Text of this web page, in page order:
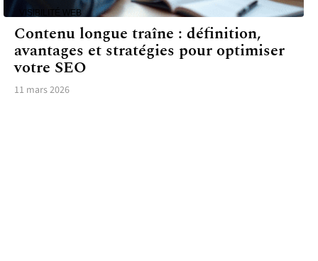
VISIBILITÉ WEB
Contenu longue traîne : définition,
avantages et stratégies pour optimiser
votre SEO
11 mars 2026